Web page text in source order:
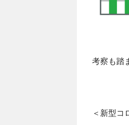
考察も踏
＜新型コ